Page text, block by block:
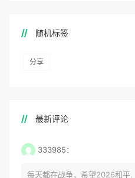
随机标签
分享
最新评论
333985：
每天都在战争，希望2026和平.